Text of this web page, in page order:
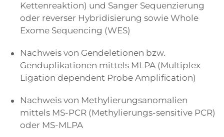
Kettenreaktion) und Sanger Sequenzierung
oder reverser Hybridisierung sowie Whole
Exome Sequencing (WES)
Nachweis von Gendeletionen bzw.
Genduplikationen mittels MLPA (Multiplex
Ligation dependent Probe Amplification)
Nachweis von Methylierungsanomalien
mittels MS-PCR (Methylierungs-sensitive PCR)
oder MS-MLPA